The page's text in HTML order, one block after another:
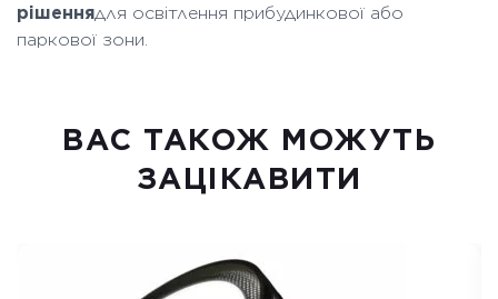
рішеннядля освітлення прибудинкової або
паркової зони.
ВАC ТАКОЖ МОЖУТЬ
ЗАЦІКАВИТИ